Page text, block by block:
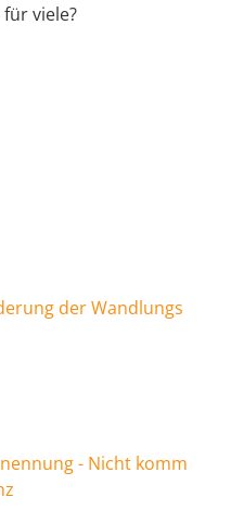
viele?
der Wandlungs
- Nicht komm